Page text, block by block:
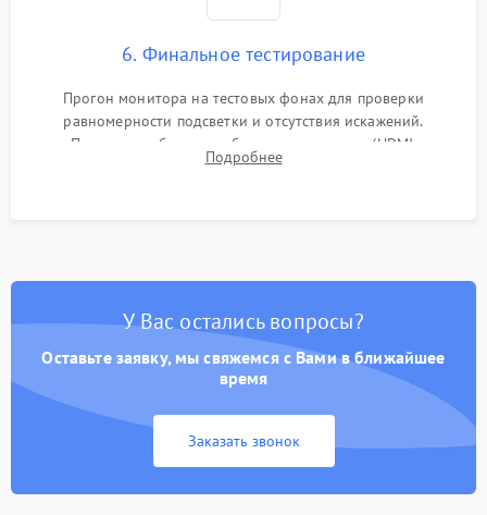
6. Финальное тестирование
Прогон монитора на тестовых фонах для проверки
равномерности подсветки и отсутствия искажений.
Проверка работоспособности всех портов (HDMI,
DisplayPort, VGA) и кнопок управления под нагрузкой в
Подробнее
У Вас остались вопросы?
Оставьте заявку, мы свяжемся с Вами в ближайшее
время
Заказать звонок